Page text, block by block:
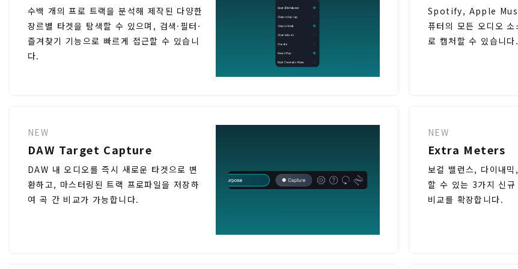
수백 개의 프로 트랙을 분석해 제작된 다양한
장르별 타겟을 탐색할 수 있으며, 검색·필터·
즐겨찾기 기능으로 빠르게 접근할 수 있습니
다.
Spotify, Apple
퓨터의 모든 오디오
로 캡처할 수 있습니다.
NEW
DAW Target Capture
DAW 내 오디오를 즉시 새로운 타겟으로 변
환하고, 마스터링된 트랙 프로파일을 저장하
여 곡 간 비교가 가능합니다.
NEW
Extra Meters
보컬 밸런스, 다이내
할 수 있는 3가지 신규
비교를 확장합니다.